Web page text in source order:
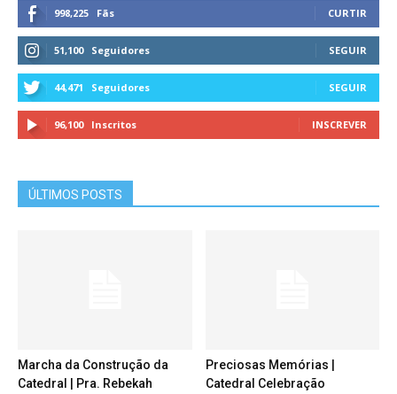
998,225 Fãs CURTIR
51,100 Seguidores SEGUIR
44,471 Seguidores SEGUIR
96,100 Inscritos INSCREVER
ÚLTIMOS POSTS
Marcha da Construção da
Catedral | Pra. Rebekah
Preciosas Memórias |
Catedral Celebração